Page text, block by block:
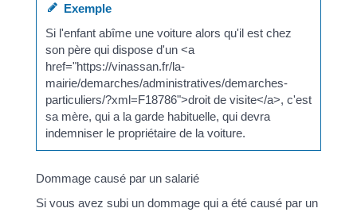
Exemple
Si l'enfant abîme une voiture alors qu'il est chez
son père qui dispose d'un <a
href="https://vinassan.fr/la-
mairie/demarches/administratives/demarches-
particuliers/?xml=F18786">droit de visite</a>, c'est
sa mère, qui a la garde habituelle, qui devra
indemniser le propriétaire de la voiture.
Dommage causé par un salarié
Si vous avez subi un dommage qui a été causé par un